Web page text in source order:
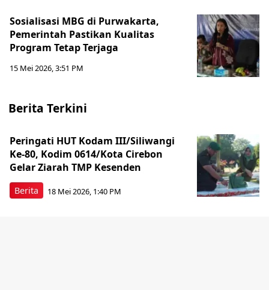
Sosialisasi MBG di Purwakarta,
Pemerintah Pastikan Kualitas
Program Tetap Terjaga
15 Mei 2026, 3:51 PM
Berita Terkini
Berita
Peringati HUT Kodam III/Siliwangi
Ke-80, Kodim 0614/Kota Cirebon
Gelar Ziarah TMP Kesenden
18 Mei 2026, 1:40 PM